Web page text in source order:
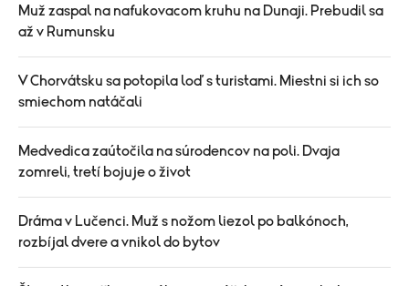
Muž zaspal na nafukovacom kruhu na Dunaji. Prebudil sa
až v Rumunsku
V Chorvátsku sa potopila loď s turistami. Miestni si ich so
smiechom natáčali
Medvedica zaútočila na súrodencov na poli. Dvaja
zomreli, tretí bojuje o život
Dráma v Lučenci. Muž s nožom liezol po balkónoch,
rozbíjal dvere a vnikol do bytov